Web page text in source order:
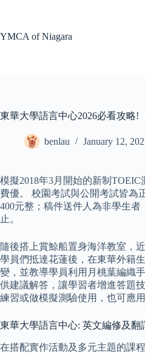
YMCA of Niagara
東華大學語言中心2026必看攻略!
benlau January 12,
模擬2018年3月開始的新制
費優。 校園考試與公開考試皆為
400元整；稿件送件人為非學生者
止。
隨後搭上賞鯨船置身海洋教室，
學員們抵達花蓮後，在東華外籍
變，並教導學員利用月桃葉編織
供建議解答，讓學習者增進答題
練習或做模擬測驗使用，也可應用
東華大學語言中心: 英文編修及翻
在搭配實作活動及多元主題的課